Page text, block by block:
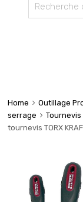
Home Outillage
serrage
Tournevis
tournevis TORX